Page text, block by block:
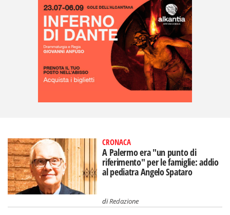
CRONACA
A Palermo era "un punto di
riferimento" per le famiglie: addio
al pediatra Angelo Spataro
diRedazione